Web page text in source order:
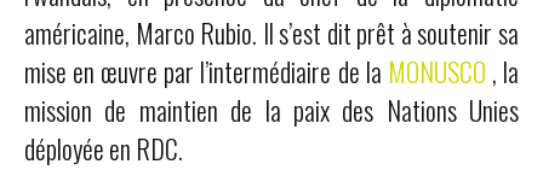
américaine, Marco Rubio. Il s’est dit prêt à soutenir sa
mise en œuvre par l’intermédiaire de la MONUSCO , la
mission de maintien de la paix des Nations Unies
déployée en RDC.